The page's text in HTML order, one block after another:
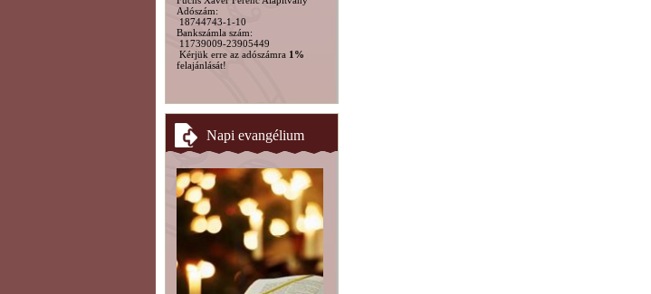
Adószám:
18744743-1-10
Bankszámla szám:
11739009-23905449
Kérjük erre az adószámra 1%
felajánlását!
Napi evangélium